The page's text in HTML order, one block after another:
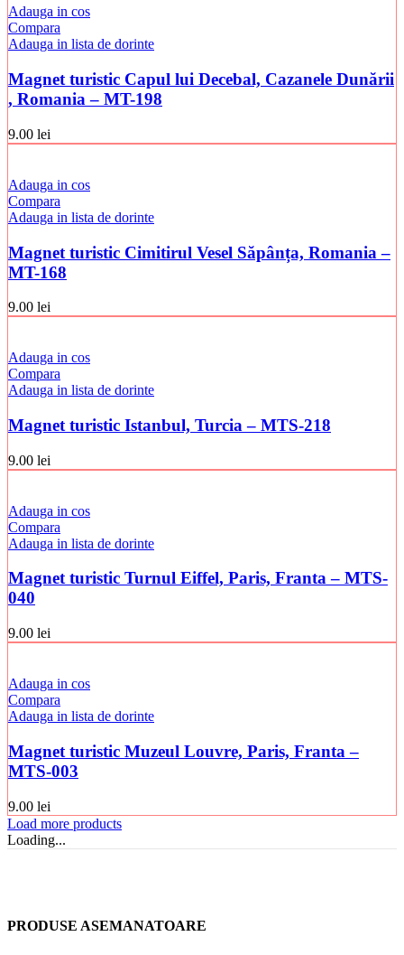
Adauga in cos
Compara
Adauga in lista de dorinte
Magnet turistic Capul lui Decebal, Cazanele Dunării
, Romania – MT-198
9.00 lei
Adauga in cos
Compara
Adauga in lista de dorinte
Magnet turistic Cimitirul Vesel Săpânța, Romania –
MT-168
9.00 lei
Adauga in cos
Compara
Adauga in lista de dorinte
Magnet turistic Istanbul, Turcia – MTS-218
9.00 lei
Adauga in cos
Compara
Adauga in lista de dorinte
Magnet turistic Turnul Eiffel, Paris, Franta – MTS-
040
9.00 lei
Adauga in cos
Compara
Adauga in lista de dorinte
Magnet turistic Muzeul Louvre, Paris, Franta –
MTS-003
9.00 lei
Load more products
Loading...
PRODUSE ASEMANATOARE